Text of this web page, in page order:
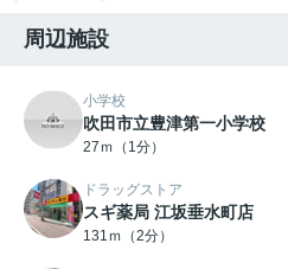
周辺施設
小学校
吹田市立豊津第一小学校
27ｍ（1分）
ドラッグストア
スギ薬局 江坂垂水町店
131ｍ（2分）